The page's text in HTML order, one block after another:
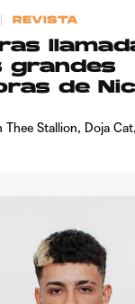
REVISTA
grandes
de
Thee Stallion, Doja